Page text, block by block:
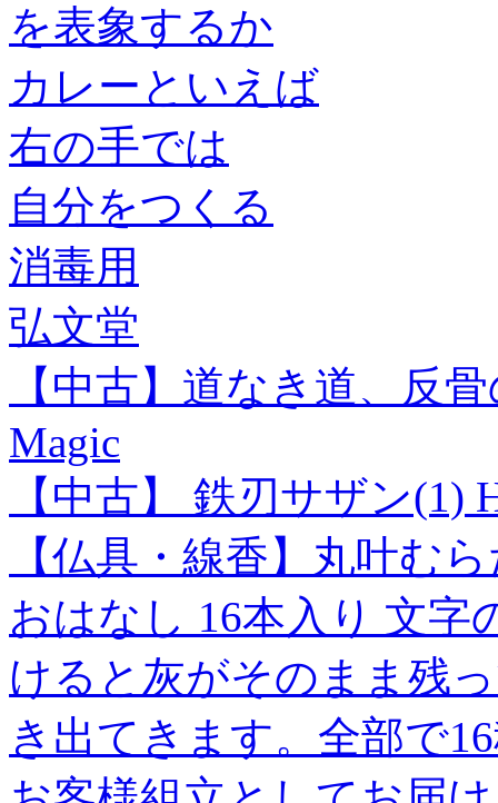
を表象するか
カレーといえば
右の手では
自分をつくる
消毒用
弘文堂
【中古】道なき道、反
Magic
【中古】 鉄刃サザン(1)
【仏具・線香】丸叶む
おはなし 16本入り 文字
けると灰がそのまま残
き出てきます。全部で